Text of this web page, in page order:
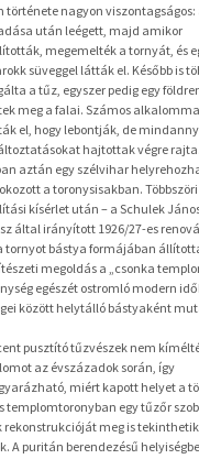
története nagyon viszontagságos:
után leégett, majd amikor
megemelték a tornyát, és
süveggel látták el. Később is
a tűz, egyszer pedig egy
meg a falai. Számos
el, hogy lebontják, de
hajtottak végre
aztán egy szélvihar
a toronysisakban.
kísérlet után – a Schulek
által irányított 1926/27-es
tornyot bástya formájában
megoldás a „csonka
egészét ostromló modern
között helytálló bástyaként
pusztító tűzvészek nem
az évszázadok során, így
miért kapott helyet a
templomtoronyban egy tűzőr
rekonstrukcióját meg is
A puritán berendezésű